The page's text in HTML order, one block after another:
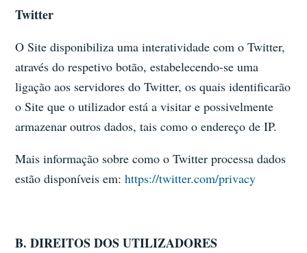
Twitter
O Site disponibiliza uma interatividade com o Twitter,
através do respetivo botão, estabelecendo-se uma
ligação aos servidores do Twitter, os quais identificarão
o Site que o utilizador está a visitar e possivelmente
armazenar outros dados, tais como o endereço de IP.
Mais informação sobre como o Twitter processa dados
estão disponíveis em:https://twitter.com/privacy
B. DIREITOS DOS UTILIZADORES